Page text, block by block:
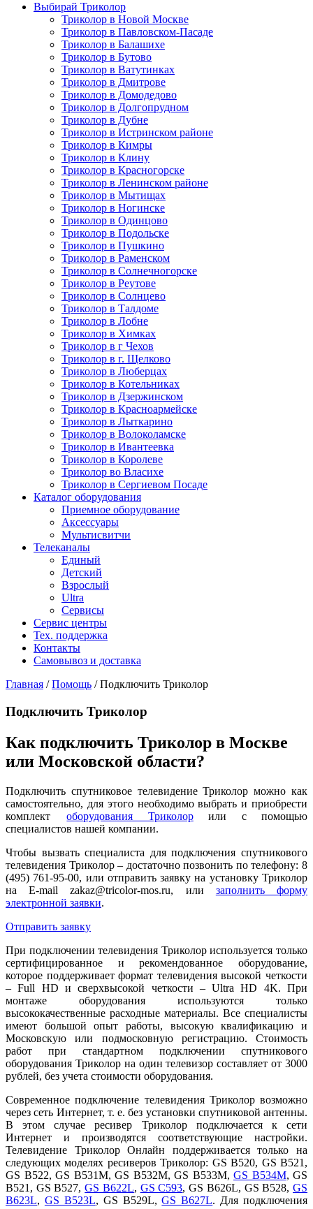
Выбирай Триколор
Триколор в Новой Москве
Триколор в Павловском-Пасаде
Триколор в Балашихе
Триколор в Бутово
Триколор в Ватутинках
Триколор в Дмитрове
Триколор в Домодедово
Триколор в Долгопрудном
Триколор в Дубне
Триколор в Истринском районе
Триколор в Кимры
Триколор в Клину
Триколор в Красногорске
Триколор в Ленинском районе
Триколор в Мытищах
Триколор в Ногинске
Триколор в Одинцово
Триколор в Подольске
Триколор в Пушкино
Триколор в Раменском
Триколор в Солнечногорске
Триколор в Реутове
Триколор в Солнцево
Триколор в Талдоме
Триколор в Лобне
Триколор в Химках
Триколор в г Чехов
Триколор в г. Щелково
Триколор в Люберцах
Триколор в Котельниках
Триколор в Дзержинском
Триколор в Красноармейске
Триколор в Лыткарино
Триколор в Волоколамске
Триколор в Ивантеевка
Триколор в Королеве
Триколор во Власихе
Триколор в Сергиевом Посаде
Каталог оборудования
Приемное оборудование
Аксессуары
Мультисвитчи
Телеканалы
Единый
Детский
Взрослый
Ultra
Сервисы
Сервис центры
Тех. поддержка
Контакты
Самовывоз и доставка
Главная /Помощь /Подключить Триколор
Подключить Триколор
Как подключить Триколор в Москве
или Московской области?
Подключить спутниковое телевидение Триколор можно как
самостоятельно, для этого необходимо выбрать и приобрести
комплект
оборудования Триколорили с помощью
специалистов нашей компании.
Чтобы вызвать специалиста для подключения спутникового
телевидения Триколор – достаточно позвонить по телефону: 8
(495) 761-95-00, или отправить заявку на установку Триколор
на E-mail zakaz@tricolor-mos.ru, или заполнить форму
электронной заявки.
Отправить заявку
При подключении телевидения Триколор используется только
сертифицированное и рекомендованное оборудование,
которое поддерживает формат телевидения высокой четкости
– Full HD и сверхвысокой четкости – Ultra HD 4K. При
монтаже оборудования используются только
высококачественные расходные материалы. Все специалисты
имеют большой опыт работы, высокую квалификацию и
Московскую или подмосковную регистрацию. Стоимость
работ при стандартном подключении спутникового
оборудования Триколор на один телевизор составляет от 3000
рублей, без учета стоимости оборудования.
Современное подключение телевидения Триколор возможно
через сеть Интернет, т. е. без установки спутниковой антенны.
В этом случае ресивер Триколор подключается к сети
Интернет и производятся соответствующие настройки.
Телевидение Триколор Онлайн поддерживается только на
следующих моделях ресиверов Триколор: GS B520, GS B521,
GS B522, GS B531M, GS B532M, GS B533M, GS B534M, GS
B521, GS B527,GS B622L, GS C593, GS B626L, GS B528,GS
B623L, GS B523L, GS B529L,GS B627L. Для подключения